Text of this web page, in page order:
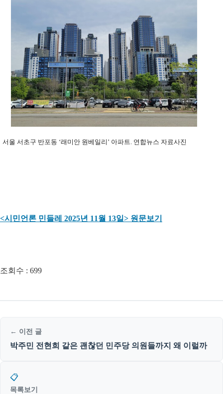
서울 서초구 반포동 ‘래미안 원베일리’ 아파트. 연합뉴스 자료사진
<시민언론 민들레 2025년 11월 13일> 원문보기
조회수 : 699
← 이전 글
박주민 전현희 같은 괜찮던 민주당 의원들까지 왜 이럴까
📋
목록보기